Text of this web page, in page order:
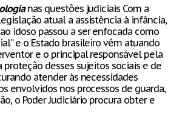
nas questões judiciais Com a
atual a assistência à infância,
idoso passou a ser enfocada como
e o Estado brasileiro vêm atuando
e o principal responsável pela
proteção desses sujeitos sociais e de
atender às necessidades
envolvidos nos processos de guarda,
o Poder Judiciário procura obter e